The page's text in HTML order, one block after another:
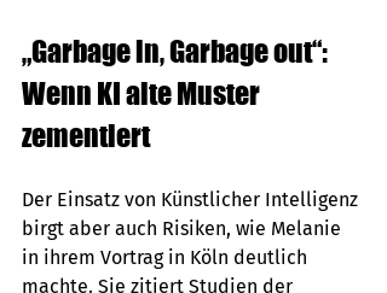
„Garbage in, Garbage out“:
Wenn KI alte Muster
zementiert
Der Einsatz von Künstlicher Intelligenz
birgt aber auch Risiken, wie Melanie
in ihrem Vortrag in Köln deutlich
machte. Sie zitiert Studien der